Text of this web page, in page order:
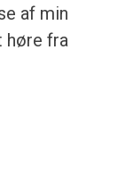
af min
høre fra